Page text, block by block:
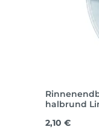
Regulärer
2,10 €